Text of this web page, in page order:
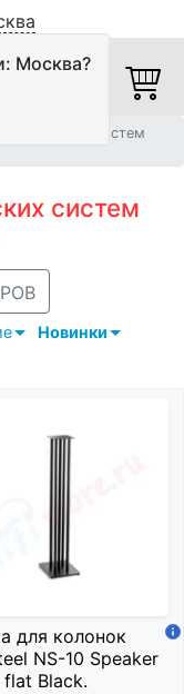
Москва?
систем
систем
Новинки
для колонок
NS-10 Speaker
flat Black.